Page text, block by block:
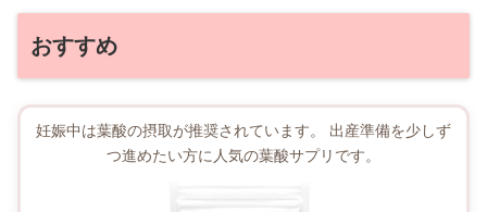
おすすめ
妊娠中は葉酸の摂取が推奨されています。 出産準備を少しず
つ進めたい方に人気の葉酸サプリです。